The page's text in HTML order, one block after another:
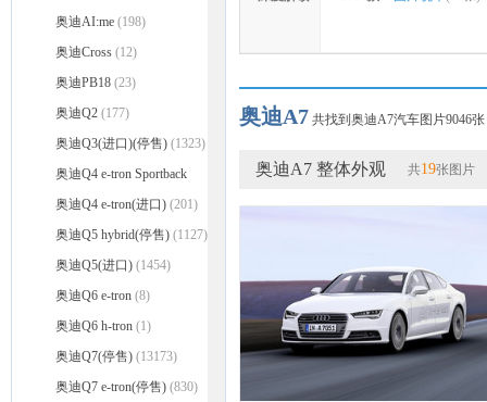
奥迪AI:me (198)
奥迪Cross (12)
奥迪PB18 (23)
奥迪Q2 (177)
奥迪Q3(进口)(停售) (1323)
奥迪Q4 e-tron Sportback
(23)
奥迪Q4 e-tron(进口) (201)
奥迪Q5 hybrid(停售) (1127)
奥迪Q5(进口) (1454)
奥迪Q6 e-tron (8)
奥迪Q6 h-tron (1)
奥迪Q7(停售) (13173)
奥迪Q7 e-tron(停售) (830)
奥迪A7 共找到奥迪A7汽车图片9046张
奥迪A7 整体外观 共19张图片